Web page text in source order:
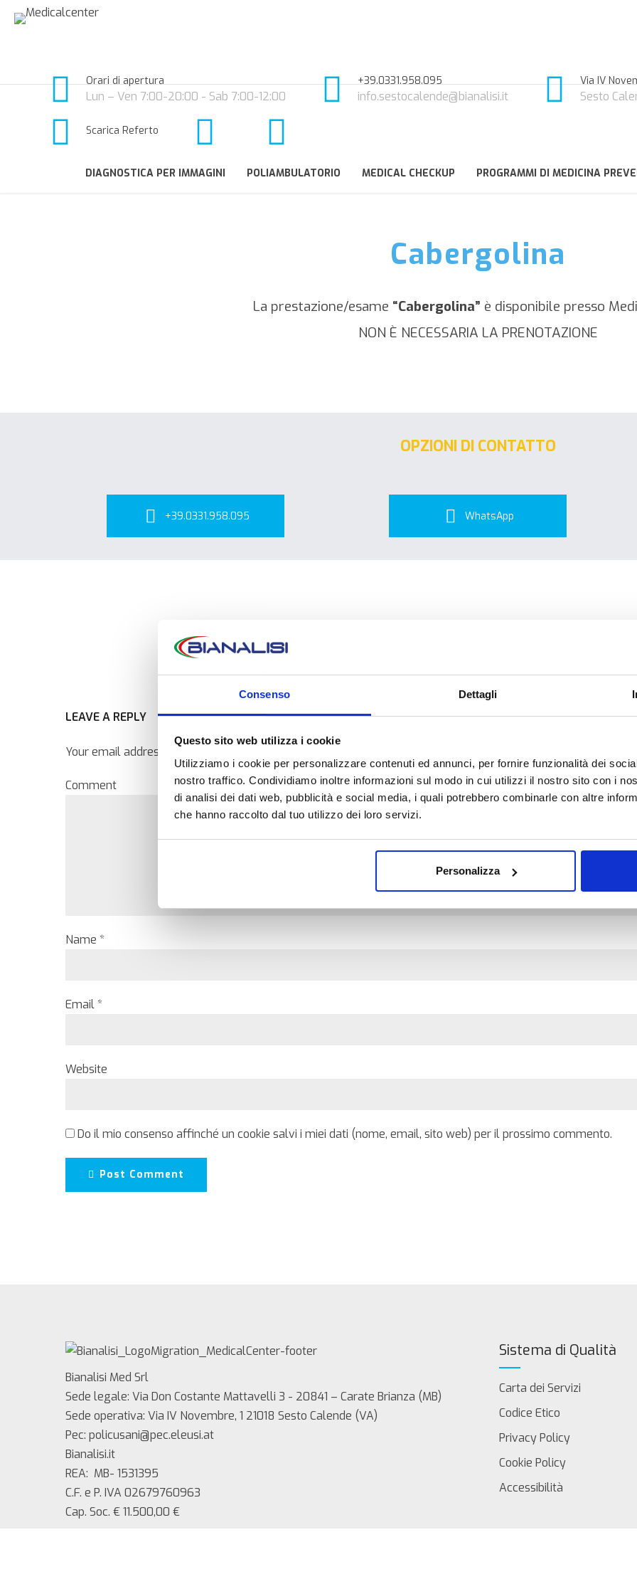
Consenso Dettagli
Questo sito web utilizza i cookie
Utilizziamo i cookie per personalizzare contenuti ed annunci, per fornire funzionalità dei
nostro traffico. Condividiamo inoltre informazioni sul modo in cui utilizzi il nostro sito con i
di analisi dei dati web, pubblicità e social media, i quali potrebbero combinarle con altre
che hanno raccolto dal tuo utilizzo dei loro servizi.
Personalizza
Orari di apertura
Lun – Ven 7:00-20:00 - Sab 7:00-12:00
+39.0331.958.095
info.sestocalende@bianalisi.it
Via IV
Sesto
Scarica Referto
DIAGNOSTICA PER IMMAGINI POLIAMBULATORIO MEDICAL CHECKUP PROGRAMMI DI MEDICINA
Cabergolina
La prestazione/esame “Cabergolina” è disponibile presso
NON È NECESSARIA LA PRENOTAZIONE
OPZIONI DI CONTATTO
+39.0331.958.095 WhatsApp
LEAVE A REPLY
Your email address will not be published. Required fields are marked *
Comment
Name *
Email *
Website
Do il mio consenso affinché un cookie salvi i miei dati (nome, email, sito web) per il prossimo commento.
Post Comment
Bianalisi Med Srl
Sede legale: Via Don Costante Mattavelli 3 - 20841 – Carate Brianza (MB)
Sede operativa: Via IV Novembre, 1 21018 Sesto Calende (VA)
Pec: policusani@pec.eleusi.at
Bianalisi.it
REA: MB- 1531395
C.F. e P. IVA 02679760963
Cap. Soc. € 11.500,00 €
Sistema di Qualità
Carta dei Servizi
Codice Etico
Privacy Policy
Cookie Policy
Accessibilità